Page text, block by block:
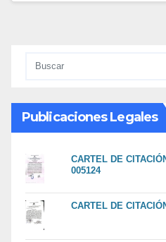
Publicaciones Legales
CARTEL DE
005124
CARTEL DE